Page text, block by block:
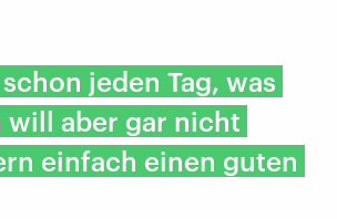
jeden Tag, was
will aber gar nicht
einfach einen guten